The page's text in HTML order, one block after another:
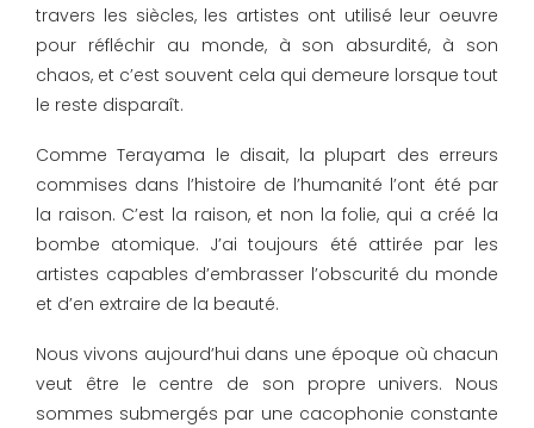
travers les siècles, les artistes ont utilisé leur oeuvre
pour réfléchir au monde, à son absurdité, à son
chaos, et c’est souvent cela qui demeure lorsque tout
le reste disparaît.
Comme Terayama le disait, la plupart des erreurs
commises dans l’histoire de l’humanité l’ont été par
la raison. C’est la raison, et non la folie, qui a créé la
bombe atomique. J’ai toujours été attirée par les
artistes capables d’embrasser l’obscurité du monde
et d’en extraire de la beauté.
Nous vivons aujourd’hui dans une époque où chacun
veut être le centre de son propre univers. Nous
sommes submergés par une cacophonie constante